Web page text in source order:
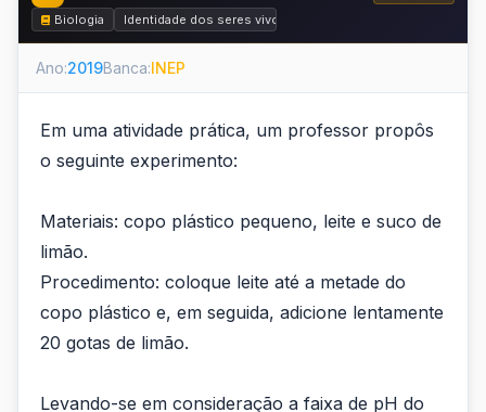
Biologia
Identidade dos seres vivos
Ano:2019Banca:INEP
Em uma atividade prática, um professor propôs
o seguinte experimento:
Materiais: copo plástico pequeno, leite e suco de
limão.
Procedimento: coloque leite até a metade do
copo plástico e, em seguida, adicione lentamente
20 gotas de limão.
Levando-se em consideração a faixa de pH do